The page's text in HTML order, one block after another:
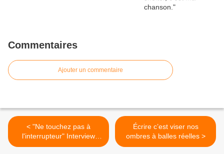
Commentaires
Ajouter un commentaire
< "Ne touchez pas à
l'interrupteur" Interview
chez Osmose radio
Écrire c’est viser nos
ombres à balles réelles >